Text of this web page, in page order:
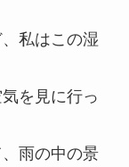
私はこの湿
を見に行っ
雨の中の景